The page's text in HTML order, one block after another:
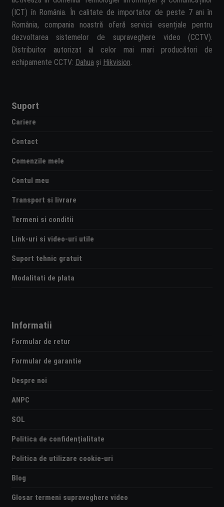
(ICT) în România. În calitate de importator de peste 7 ani în
România, compania noastră oferă servicii esențiale pentru
dezvoltarea sistemelor de supraveghere video (CCTV).
Distribuitor autorizat al celor mai mari producători de
echipamente CCTV: Dahua și Hikvision
Suport
Cariere
Contact
Comenzile mele
Contul meu
Transport si livrare
Termeni si conditii
Link-uri si video-uri utile
Suport tehnic gratuit
Modalitati de plata
Informatii
Formular de retur
Formular de garantie
Despre noi
ANPC
SOL
Politica de confidențialitate
Politica de utilizare cookie-uri
Blog
Glosar termeni supraveghere video